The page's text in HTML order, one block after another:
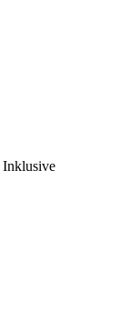
Inklusive